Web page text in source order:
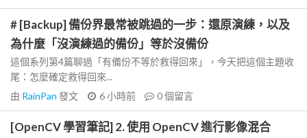
# [Backup] 備份界最常被跳過的一步：還原演練，以及
為什麼「沒演練過的備份」等於沒備份
這個系列第4篇聊過「有備份不等於救得回來」，今天把這個主題收
尾：怎麼確定救得回來...
由 RainPan 發文 6 小時前 0個留言
[OpenCV 學習筆記] 2. 使用 OpenCV 進行影像混合